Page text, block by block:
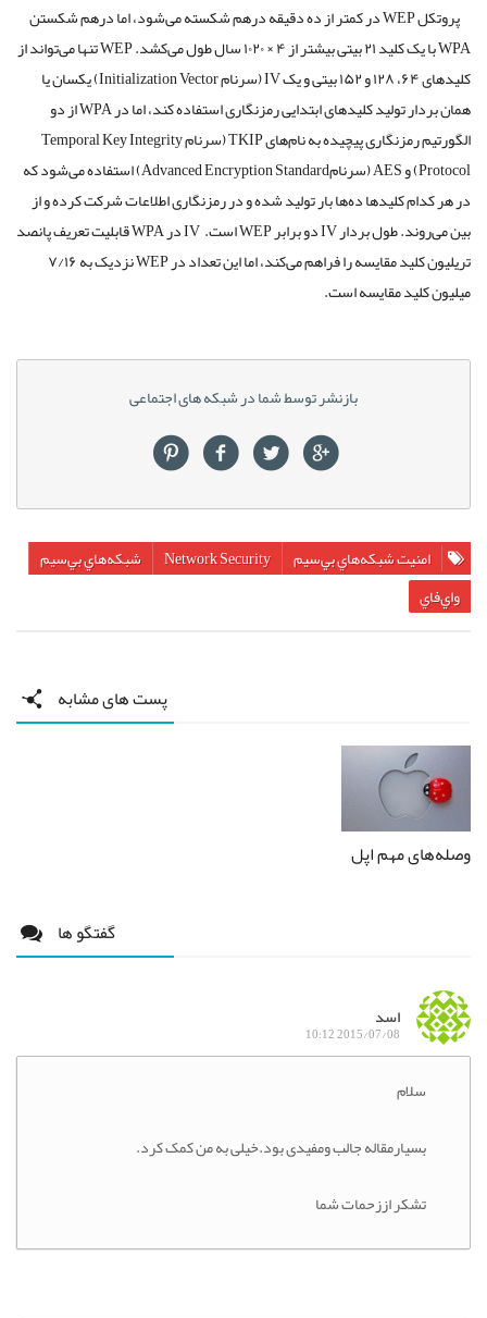
پروتکل WEP در کمتر از ده دقیقه درهم شکسته می‌شود، اما درهم شکستن
WPA با یک کلید ۲۱ بیتی بیشتر از ۴ × ۱۰۲۰ سال طول می‌کشد. WEP تنها می‌تواند از
کلیدهای ۶۴، ۱۲۸ و ۱۵۲ ‌بیتی و یک IV (سرنام Initialization Vector) یکسان یا
همان بردار تولید کلیدهای ابتدایی رمزنگاری استفاده ‌کند، اما در WPA از دو
الگورتیم رمزنگاری پیچیده به نام‌های TKIP (سرنام Temporal Key Integrity
Protocol) و AES (سرنامAdvanced Encryption Standard) استفاده می‌شود که
در هر کدام کلیدها ده‌ها بار تولید شده و در رمزنگاری اطلاعات شرکت کرده و از
بین می‌روند. طول بردار IV دو برابر WEP است. IV در WPA قابلیت تعریف پانصد
تریلیون کلید مقایسه را فراهم می‌کند، اما این تعداد در WEP نزدیک به ۷/۱۶
میلیون کلید مقایسه است.
بازنشر توسط شما در شبکه های اجتماعی
امنيت شبكه‌هاي بي‌سيم Network Security
شبكه‌هاي بي‌سيم
واي‌فاي
پست های مشابه
وصله‌های مهم اپل
گفتگو ها
اسد
2015/07/08 10:12
سلام
بسیارمقاله جالب ومفیدی بود.خیلی به من کمک کرد.
تشکر اززحمات شما